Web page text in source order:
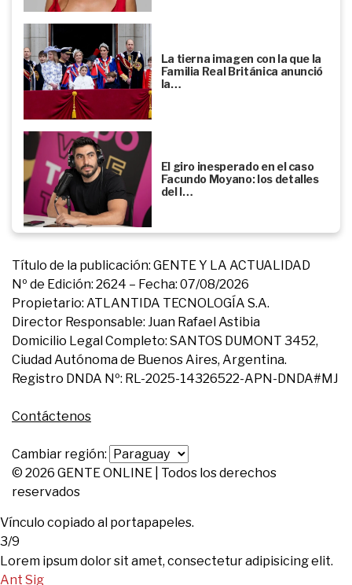
La tierna imagen con la que la
Familia Real Británica anunció
la…
El giro inesperado en el caso
Facundo Moyano: los detalles
del l…
Título de la publicación: GENTE Y LA ACTUALIDAD
Nº de Edición: 2624 – Fecha: 07/08/2026
Propietario: ATLANTIDA TECNOLOGÍA S.A.
Director Responsable: Juan Rafael Astibia
Domicilio Legal Completo: SANTOS DUMONT 3452,
Ciudad Autónoma de Buenos Aires, Argentina.
Registro DNDA Nº: RL-2025-14326522-APN-DNDA#MJ
Contáctenos
Cambiar región:
© 2026 GENTE ONLINE | Todos los derechos
reservados
Vínculo copiado al portapapeles.
3/9
Lorem ipsum dolor sit amet, consectetur adipisicing elit.
Ant Sig